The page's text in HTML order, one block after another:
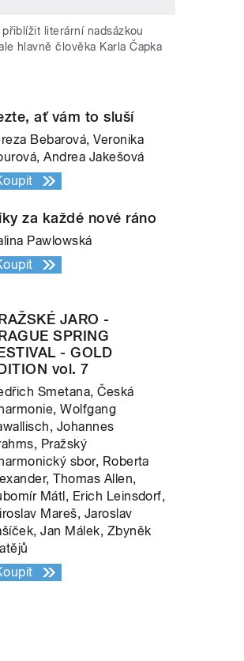
literární nadsázkou
hlavně člověka Karla Čapka
ať vám to sluší
Bebarová, Veronika
Andrea Jakešová
za každé nové ráno
Pawlowská
JARO -
SPRING
- GOLD
vol. 7
Smetana, Česká
Wolfgang
Johannes
Pražský
sbor, Roberta
Thomas Allen,
Mátl, Erich Leinsdorf,
Mareš, Jaroslav
Jan Málek, Zbyněk